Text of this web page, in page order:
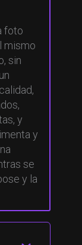
foto
mismo
sin
y
y
se
y la